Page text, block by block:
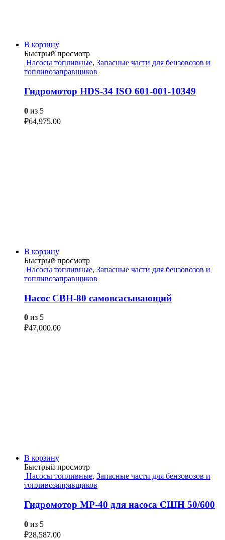
В корзину
Быстрый просмотр
Насосы топливные, Запасные части для бензовозов и
топливозаправщиков
Гидромотор HDS-34 ISO 601-001-10349
0 из 5
₽64,975.00
В корзину
Быстрый просмотр
Насосы топливные, Запасные части для бензовозов и
топливозаправщиков
Насос СВН-80 самовсасывающий
0 из 5
₽47,000.00
В корзину
Быстрый просмотр
Насосы топливные, Запасные части для бензовозов и
топливозаправщиков
Гидромотор MP-40 для насоса СШН 50/600
0 из 5
₽28,587.00